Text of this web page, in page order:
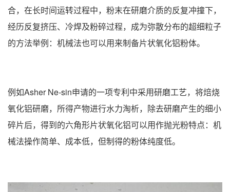
合，在长时间运转过程中，粉末在研磨介质的反复冲撞下，
经历反复挤压、冷焊及粉碎过程，成为弥散分布的超细粒子
的方法举例：机械法也可以用来制备片状氧化铝粉体。
例如Asher Ne-sin申请的一项专利中采用研磨工艺，将焙烧
氧化铝研磨，所得产物进行水力淘析，除去研磨产生的细小
碎片后，得到的六角形片状氧化铝可以用作抛光粉特点：机
械法操作简单、成本低，但制得的粉体纯度低。